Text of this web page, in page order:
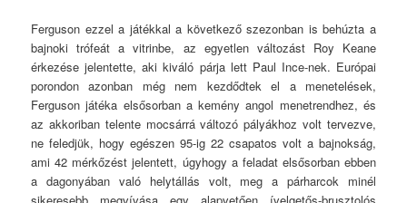
Ferguson ezzel a játékkal a következő szezonban is behúzta a
bajnoki trófeát a vitrinbe, az egyetlen változást Roy Keane
érkezése jelentette, aki kiváló párja lett Paul Ince-nek. Európai
porondon azonban még nem kezdődtek el a menetelések,
Ferguson játéka elsősorban a kemény angol menetrendhez, és
az akkoriban telente mocsárrá változó pályákhoz volt tervezve,
ne feledjük, hogy egészen 95-ig 22 csapatos volt a bajnokság,
ami 42 mérkőzést jelentett, úgyhogy a feladat elsősorban ebben
a dagonyában való helytállás volt, meg a párharcok minél
sikeresebb megvívása egy alapvetően ívelgetős-brusztolós